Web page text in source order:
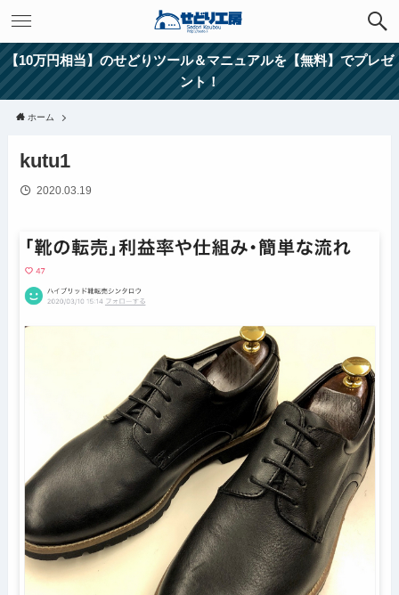
【10万円相当】のせどりツール＆マニュアルを【無料】でプレゼ
ント！
ホーム
kutu1
2020.03.19